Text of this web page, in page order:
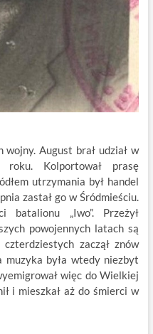
wojny. August brał udział w
Kolportował prasę
utrzymania był handel
zastał go w Śródmieściu.
batalionu „Iwo”. Przeżył
powojennych latach są
zaczął znów
muzyka była wtedy niezbyt
więc do Wielkiej
i mieszkał aż do śmierci w